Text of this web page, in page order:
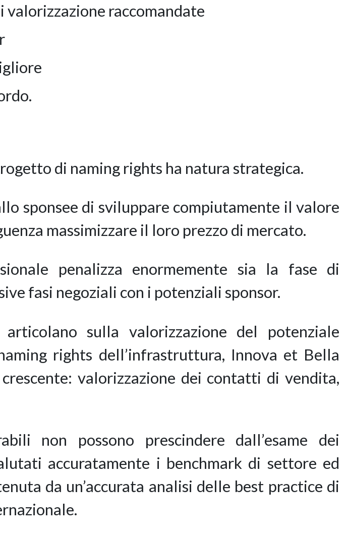
raccomandate
di naming rights ha natura strategica.
sponsee di sviluppare compiutamente il valore
massimizzare il loro prezzo di mercato.
penalizza enormemente sia la fase di
fasi negoziali con i potenziali sponsor.
sulla valorizzazione del potenziale
rights dell’infrastruttura, Innova et Bella
valorizzazione dei contatti di vendita,
non possono prescindere dall’esame dei
accuratamente i benchmark di settore ed
da un’accurata analisi delle best practice di